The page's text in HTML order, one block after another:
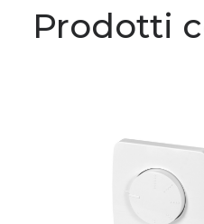
Prodotti